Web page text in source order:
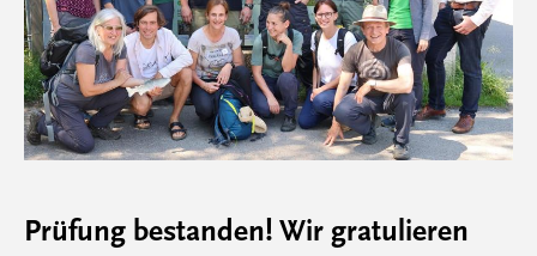
Prüfung bestanden! Wir gratulieren